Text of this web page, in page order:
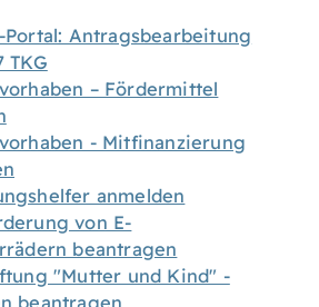
Portal: Antragsbearbeitung
TKG
– Fördermittel
- Mitfinanzierung
anmelden
von E-
beantragen
"Mutter und Kind" -
beantragen